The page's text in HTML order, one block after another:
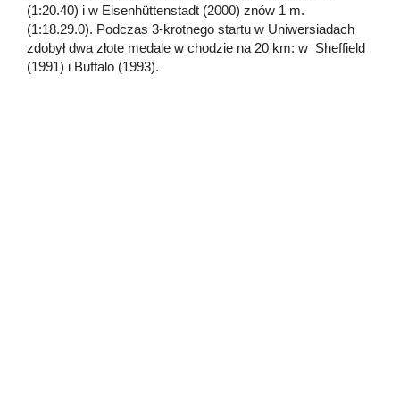
(1:20.40) i w Eisenhüttenstadt (2000) znów 1 m.
(1:18.29.0). Podczas 3-krotnego startu w Uniwersiadach
zdobył dwa złote medale w chodzie na 20 km: w Sheffield
(1991) i Buffalo (1993).